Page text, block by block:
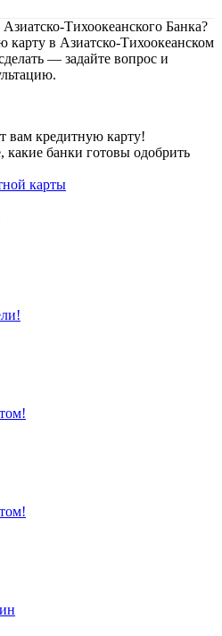
Тихоокеанского Банка?
карту в Азиатско-Тихоокеанском
— задайте вопрос и
вам кредитную карту!
какие банки готовы одобрить
карты